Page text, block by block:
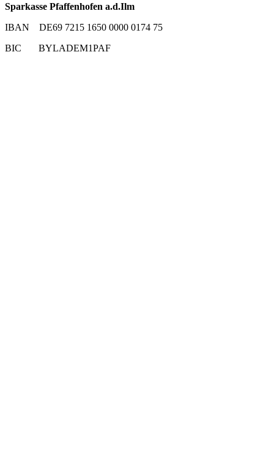
Sparkasse Pfaffenhofen a.d.Ilm
IBAN DE69 7215 1650 0000 0174 75
BIC BYLADEM1PAF